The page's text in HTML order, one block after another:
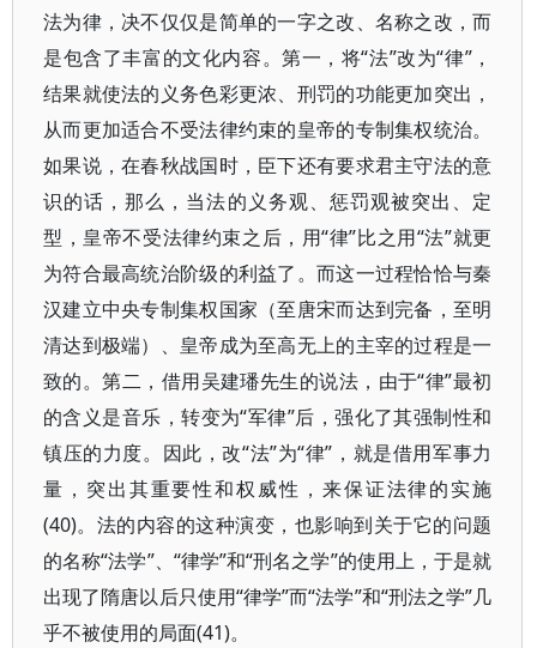
法为律，决不仅仅是简单的一字之改、名称之改，而
是包含了丰富的文化内容。第一，将“法”改为“律”，
结果就使法的义务色彩更浓、刑罚的功能更加突出，
从而更加适合不受法律约束的皇帝的专制集权统治。
如果说，在春秋战国时，臣下还有要求君主守法的意
识的话，那么，当法的义务观、惩罚观被突出、定
型，皇帝不受法律约束之后，用“律”比之用“法”就更
为符合最高统治阶级的利益了。而这一过程恰恰与秦
汉建立中央专制集权国家（至唐宋而达到完备，至明
清达到极端）、皇帝成为至高无上的主宰的过程是一
致的。第二，借用吴建璠先生的说法，由于“律”最初
的含义是音乐，转变为“军律”后，强化了其强制性和
镇压的力度。因此，改“法”为“律”，就是借用军事力
量，突出其重要性和权威性，来保证法律的实施
(40)。法的内容的这种演变，也影响到关于它的问题
的名称“法学”、“律学”和“刑名之学”的使用上，于是就
出现了隋唐以后只使用“律学”而“法学”和“刑法之学”几
乎不被使用的局面(41)。